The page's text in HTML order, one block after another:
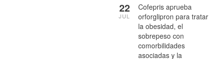
Cofepris aprueba
orforglipron para tratar
la obesidad, el
sobrepeso con
comorbilidades
asociadas y la
22
JUL